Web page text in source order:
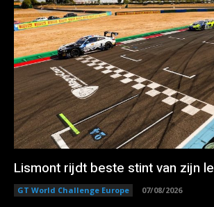
Lismont rijdt beste stint van zijn
GT World Challenge Europe 07/08/2026